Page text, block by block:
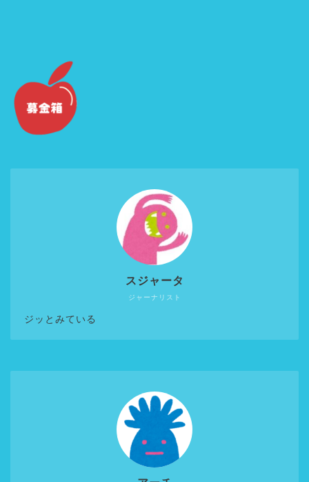
ジャーナリスト
スジャータ
ジッとみている